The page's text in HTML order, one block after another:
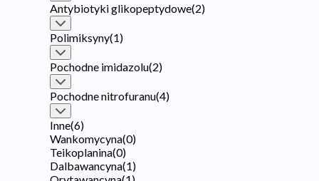
Antybiotyki glikopeptydowe(2)
Polimiksyny(1)
Pochodne imidazolu(2)
Pochodne nitrofuranu(4)
Inne(6)
Wankomycyna(0)
Teikoplanina(0)
Dalbawancyna(1)